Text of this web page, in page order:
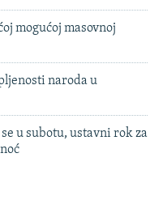
mogućoj masovnoj
naroda u
u subotu, ustavni rok za